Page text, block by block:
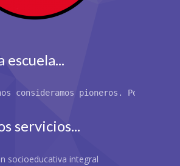
escuela...
consideramos pioneros. Por
servicios...
socioeducativa integral